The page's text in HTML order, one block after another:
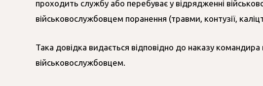
проходить службу або перебуває у відрядженні
військовослужбовцем поранення (травми, контузії,
Така довідка видається відповідно до наказу
військовослужбовцем.